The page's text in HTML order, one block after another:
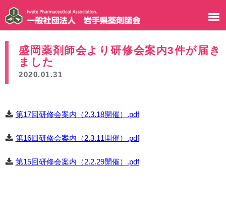
盛岡薬剤師会より研修会案内3件が届き
ました
2020.01.31
第17回研修会案内（2.3.18開催）.pdf
第16回研修会案内（2.3.11開催）.pdf
第15回研修会案内（2.2.29開催）.pdf